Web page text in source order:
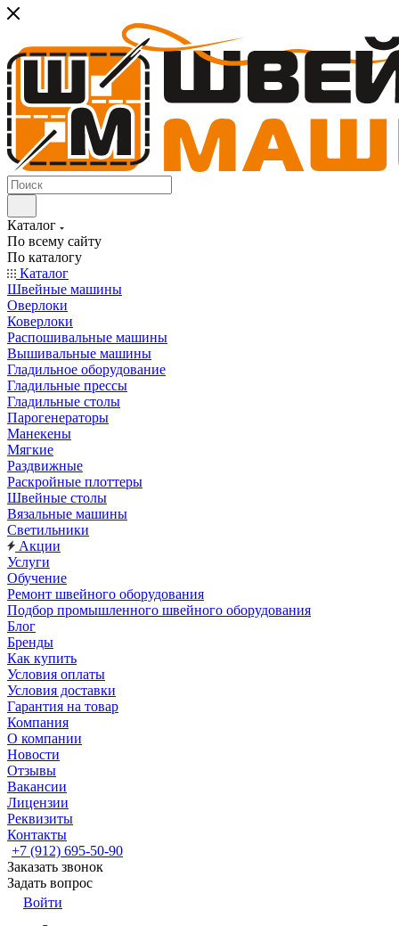
Каталог
По всему сайту
По каталогу
Каталог
Швейные машины
Оверлоки
Коверлоки
Распошивальные машины
Вышивальные машины
Гладильное оборудование
Гладильные прессы
Гладильные столы
Парогенераторы
Манекены
Мягкие
Раздвижные
Раскройные плоттеры
Швейные столы
Вязальные машины
Светильники
Акции
Услуги
Обучение
Ремонт швейного оборудования
Подбор промышленного швейного оборудования
Блог
Бренды
Как купить
Условия оплаты
Условия доставки
Гарантия на товар
Компания
О компании
Новости
Отзывы
Вакансии
Лицензии
Реквизиты
Контакты
+7 (912) 695-50-90
Заказать звонок
Задать вопрос
Войти